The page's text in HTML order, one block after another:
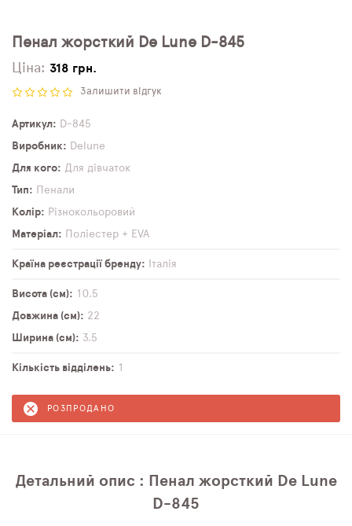
Пенал жорсткий De Lune D-845
Ціна: 318 грн.
Залишити відгук
Артикул
D-845
Виробник
Delune
Для кого
Для дівчаток
Тип
Пенали
Колір
Різнокольоровий
Матеріал
Поліестер + EVA
Країна реєстрації бренду Італія
Висота (см)
10,5
Довжина (см)
22
Ширина (см)
3,5
Кількість відділень 1
РОЗПРОДАНО
Детальний опис : Пенал жорсткий De Lune
D-845